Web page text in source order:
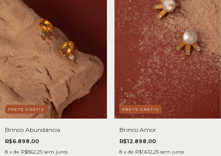
FRETE GRÁTIS
Brinco Abundância
R$6.898,00
8 x de R$862,25 sem juros
FRETE GRÁTIS
Brinco Amor
R$12.898,00
8 x de R$1.612,25 sem juros